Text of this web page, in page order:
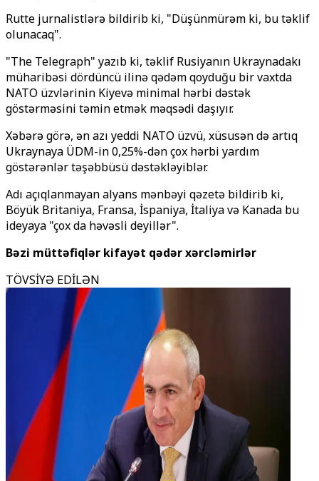
Rutte jurnalistlərə bildirib ki, "Düşünmürəm ki, bu təklif
olunacaq".
"The Telegraph" yazıb ki, təklif Rusiyanın Ukraynadakı
müharibəsi dördüncü ilinə qədəm qoyduğu bir vaxtda
NATO üzvlərinin Kiyevə minimal hərbi dəstək
göstərməsini təmin etmək məqsədi daşıyır.
Xəbərə görə, ən azı yeddi NATO üzvü, xüsusən də artıq
Ukraynaya ÜDM-in 0,25%-dən çox hərbi yardım
göstərənlər təşəbbüsü dəstəkləyiblər.
Adı açıqlanmayan alyans mənbəyi qəzetə bildirib ki,
Böyük Britaniya, Fransa, İspaniya, İtaliya və Kanada bu
ideyaya "çox da həvəsli deyillər".
Bəzi müttəfiqlər kifayət qədər xərcləmirlər
TÖVSİYƏ EDİLƏN